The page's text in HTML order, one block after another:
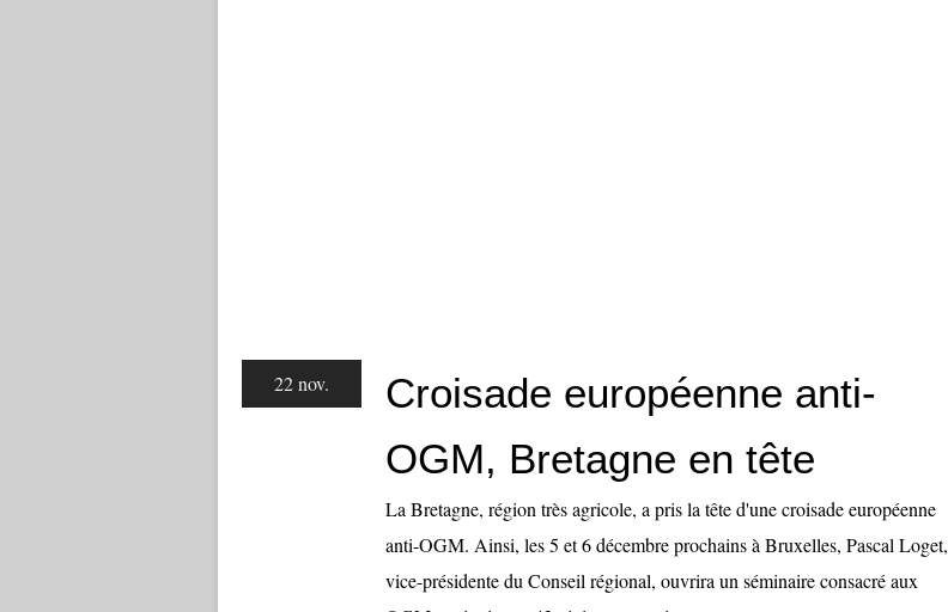
22 nov.
Croisade européenne anti-
OGM, Bretagne en tête
La Bretagne, région très agricole, a pris la tête d'une croisade européenne
anti-OGM. Ainsi, les 5 et 6 décembre prochains à Bruxelles, Pascal Loget,
vice-présidente du Conseil régional, ouvrira un séminaire consacré aux